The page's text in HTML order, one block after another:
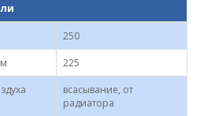
250
225
всасывание, от
радиатора